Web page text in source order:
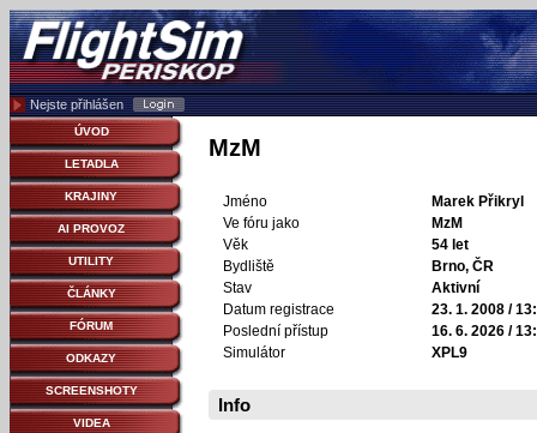
Nejste přihlášen
ÚVOD
LETADLA
KRAJINY
AI PROVOZ
UTILITY
ČLÁNKY
FÓRUM
ODKAZY
SCREENSHOTY
VIDEA
MzM
Jméno
Marek Přikryl
Ve fóru jako
MzM
Věk
54 let
Bydliště
Brno, ČR
Stav
Aktivní
Datum registrace
23. 1. 2008 /
Poslední přístup
16. 6. 2026 /
Simulátor
XPL9
Info